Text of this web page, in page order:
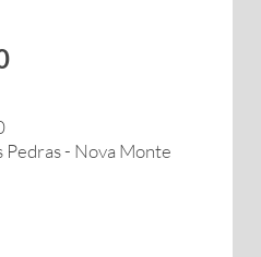
Pedras - Nova Monte